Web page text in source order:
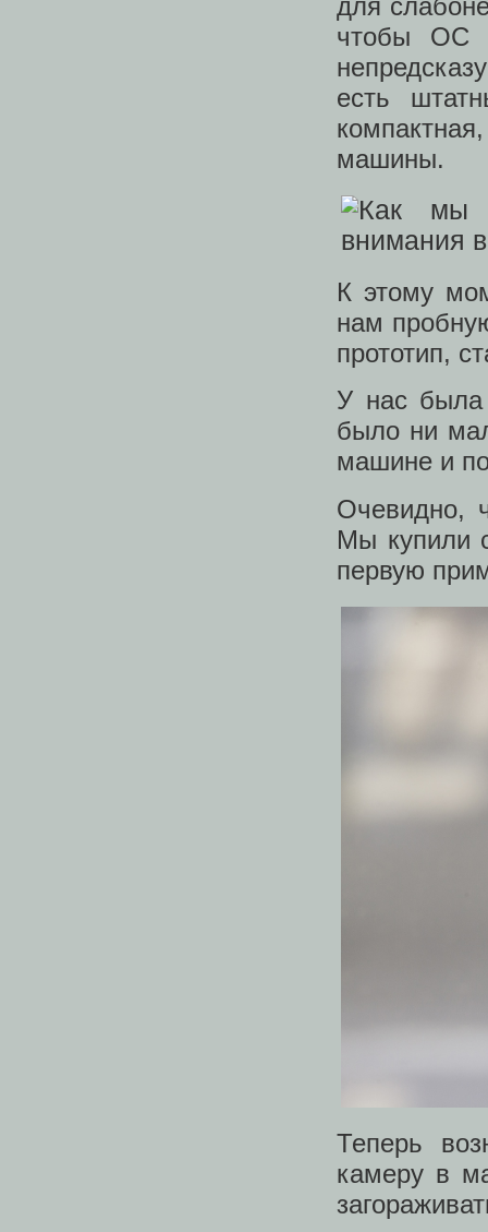
чтобы ОС
есть
машины.
К этому
нам
прототип,
У нас
было ни
машине и
Очевидно,
Мы купили
первую
Теперь
камеру в